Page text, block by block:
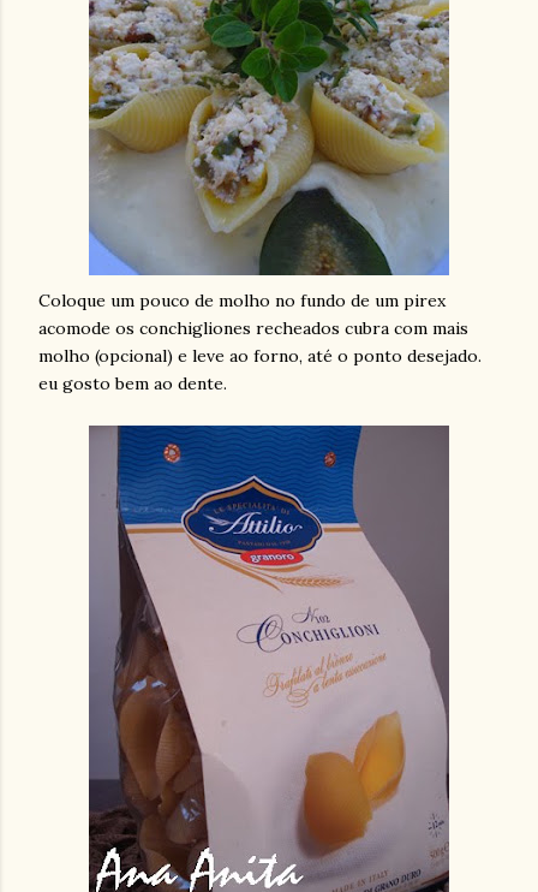
Coloque um pouco de molho no fundo de um pirex
acomode os conchigliones recheados cubra com mais
molho (opcional) e leve ao forno, até o ponto desejado.
eu gosto bem ao dente.